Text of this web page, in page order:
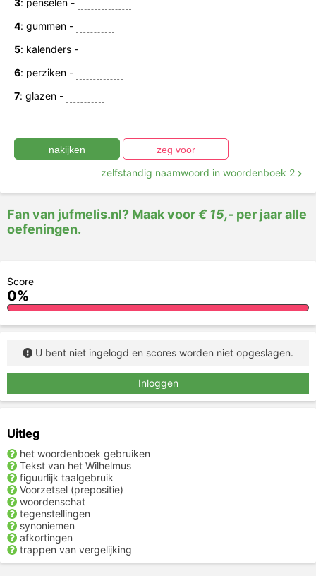
3: penselen -
4: gummen -
5: kalenders -
6: perziken -
7: glazen -
zelfstandig naamwoord in woordenboek 2
Fan van jufmelis.nl? Maak voor€ 15,- per jaar alle
oefeningen.
U bent niet ingelogd en scores worden niet opgeslagen.
Inloggen
Score
0%
Uitleg
het woordenboek gebruiken
Tekst van het Wilhelmus
figuurlijk taalgebruik
Voorzetsel (prepositie)
woordenschat
tegenstellingen
synoniemen
afkortingen
trappen van vergelijking